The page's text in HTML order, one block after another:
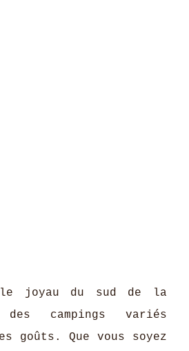
joyau du sud de la
campings variés
goûts. Que vous soyez